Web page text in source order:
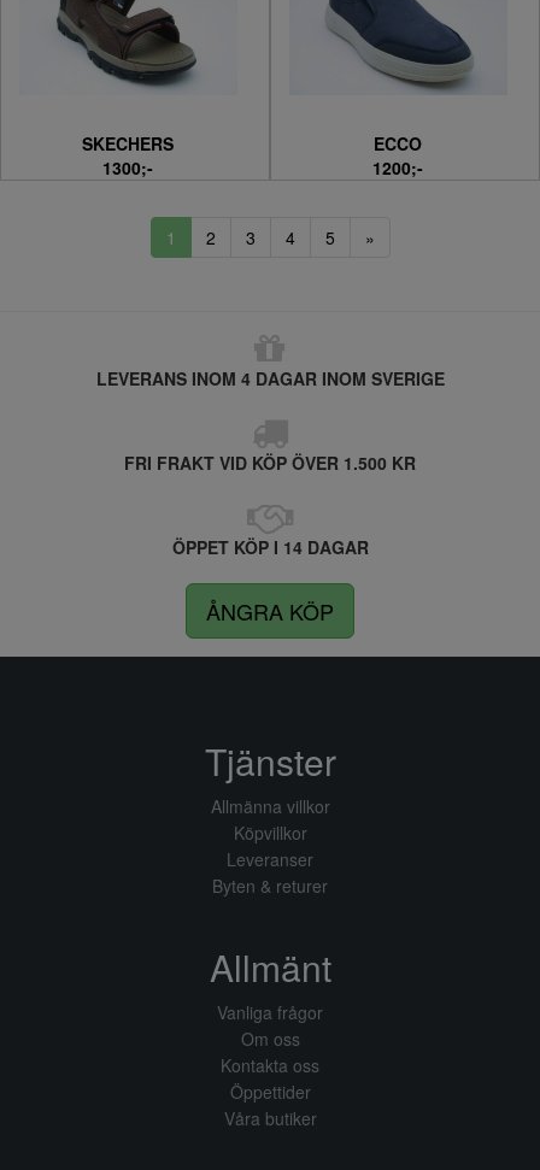
SKECHERS
1300;-
ECCO
1200;-
1 2 3 4 5 »
LEVERANS INOM 4 DAGAR INOM SVERIGE
FRI FRAKT VID KÖP ÖVER 1.500 KR
ÖPPET KÖP I 14 DAGAR
ÅNGRA KÖP
Tjänster
Allmänna villkor
Köpvillkor
Leveranser
Byten & returer
Allmänt
Vanliga frågor
Om oss
Kontakta oss
Öppettider
Våra butiker